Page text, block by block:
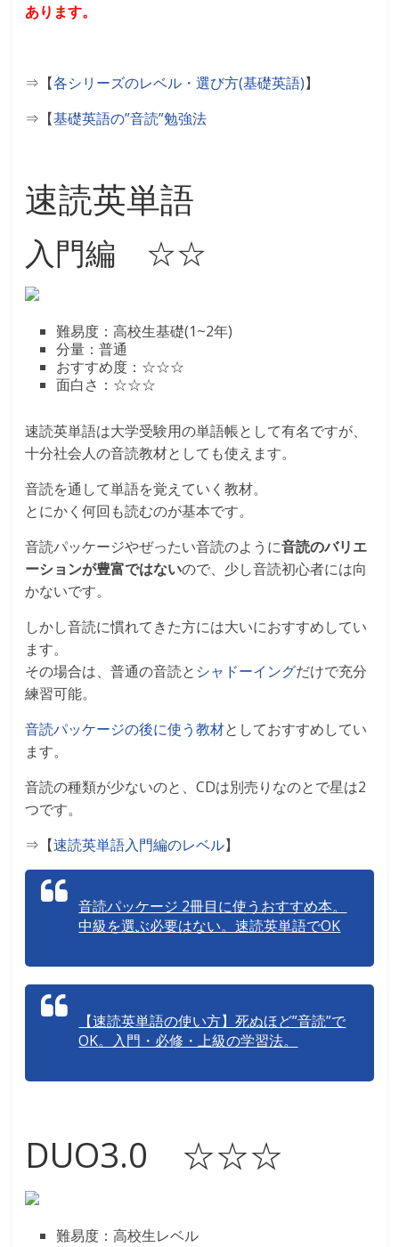
あります。
⇒【各シリーズのレベル・選び方(基礎英語)】
⇒【基礎英語の”音読”勉強法
速読英単語
入門編 ☆☆
難易度：高校生基礎(1~2年)
分量：普通
おすすめ度：☆☆☆
面白さ：☆☆☆
速読英単語は大学受験用の単語帳として有名ですが、
十分社会人の音読教材としても使えます。
音読を通して単語を覚えていく教材。
とにかく何回も読むのが基本です。
音読パッケージやぜったい音読のように音読のバリエ
ーションが豊富ではないので、少し音読初心者には向
かないです。
しかし音読に慣れてきた方には大いにおすすめしてい
ます。
その場合は、普通の音読と シャドーイングだけで充分
練習可能。
音読パッケージの後に使う教材としておすすめしてい
ます。
音読の種類が少ないのと、CDは別売りなのとで星は2
つです。
⇒【速読英単語入門編のレベル】
音読パッケージ 2冊目に使うおすすめ本。
中級を選ぶ必要はない。速読英単語でOK
【速読英単語の使い方】死ぬほど”音読”で
OK。入門・必修・上級の学習法。
DUO3.0 ☆☆☆
難易度：高校生レベル